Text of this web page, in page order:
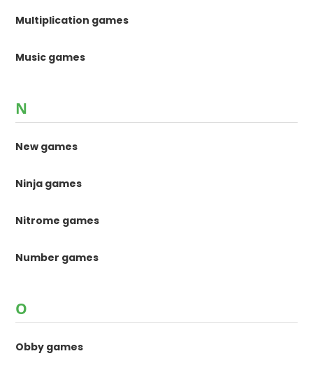
Multiplication games
Music games
N
New games
Ninja games
Nitrome games
Number games
O
Obby games